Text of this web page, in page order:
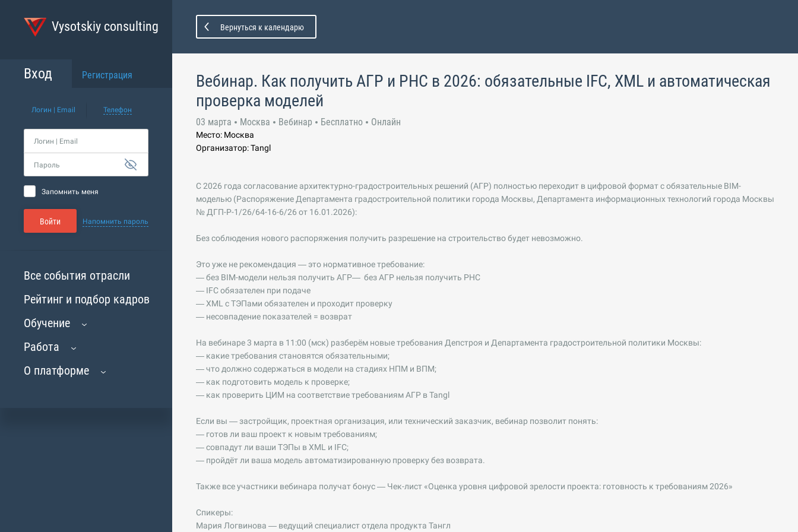
Vysotskiy consulting
Вход Регистрация
Логин | Email Телефон
Логин | Email
Пароль
Запомнить меня
Войти Напомнить пароль
Все события отрасли
Рейтинг и подбор кадров
Обучение
Работа
О платформе
Вернуться к календарю
Вебинар. Как получить АГР и РНС в 2026: обязательные IFC, XML и автоматическая
проверка моделей
03 марта Москва Вебинар Бесплатно Онлайн
Место: Москва
Организатор: Tangl
С 2026 года согласование архитектурно-градостроительных решений (АГР) полностью переходит в цифровой формат с обязательные BIM-
моделью (Распоряжение Департамента градостроительной политики города Москвы, Департамента информационных технологий города Москвы
№ ДГП-Р-1/26/64-16-6/26 от 16.01.2026):
Без соблюдения нового распоряжения получить разрешение на строительство будет невозможно.
Это уже не рекомендация — это нормативное требование:
— без BIM-модели нельзя получить АГР— без АГР нельзя получить РНС
— IFC обязателен при подаче
— XML с ТЭПами обязателен и проходит проверку
— несовпадение показателей = возврат
На вебинаре 3 марта в 11:00 (мск) разберём новые требования Депстроя и Департамента градостроительной политики Москвы:
— какие требования становятся обязательными;
— что должно содержаться в модели на стадиях НПМ и ВПМ;
— как подготовить модель к проверке;
— как проверить ЦИМ на соответствие требованиям АГР в Tangl
Если вы — застройщик, проектная организация, или технический заказчик, вебинар позволит понять:
— готов ли ваш проект к новым требованиям;
— совпадут ли ваши ТЭПы в XML и IFC;
— пройдёт ли ваша модель автоматизированную проверку без возврата.
Также все участники вебинара получат бонус — Чек-лист «Оценка уровня цифровой зрелости проекта: готовность к требованиям 2026»
Спикеры:
Мария Логвинова — ведущий специалист отдела продукта Тангл